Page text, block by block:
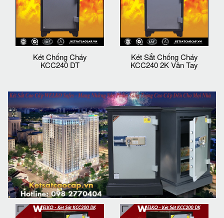
Két Chống Cháy
KCC240 DT
Két Sắt Chống Cháy
KCC240 2K Vân Tay